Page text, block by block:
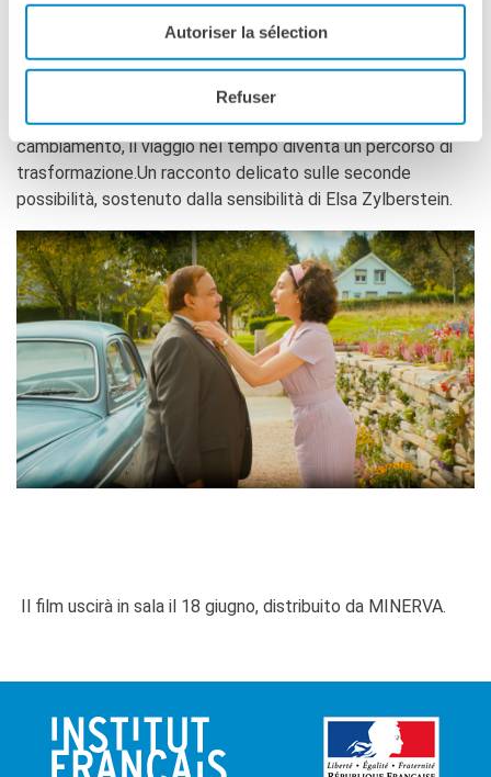
Autoriser la sélection
Refuser
Michel vivono serenamente con i loro due figli, nella
rassicurante normalità di un’epoca dai ruoli ben definiti. Un
evento improvviso li catapulta nel 2025. Per Hélène è
un’occasione di emancipazione; per Michel, abituato ai
privilegi del suo ruolo, uno shock. Tra nostalgia e
cambiamento, il viaggio nel tempo diventa un percorso di
trasformazione.Un racconto delicato sulle seconde
possibilità, sostenuto dalla sensibilità di Elsa Zylberstein.
Il film uscirà in sala il 18 giugno, distribuito da MINERVA.